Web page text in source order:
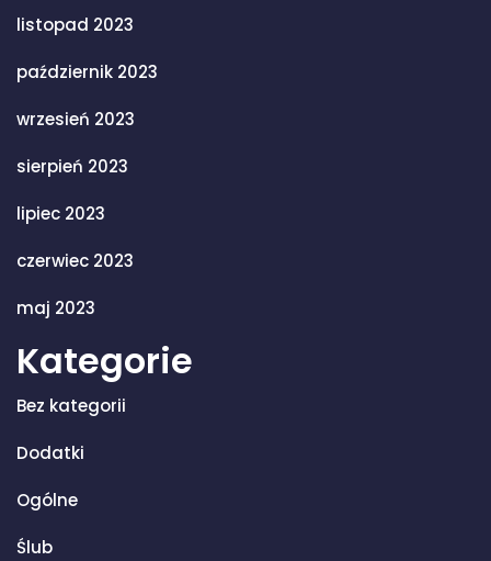
listopad 2023
październik 2023
wrzesień 2023
sierpień 2023
lipiec 2023
czerwiec 2023
maj 2023
Kategorie
Bez kategorii
Dodatki
Ogólne
Ślub